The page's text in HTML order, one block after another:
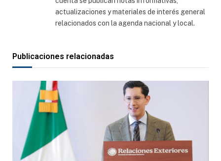
actualizaciones y materiales de interés general
relacionados con la agenda nacional y local.
Publicaciones relacionadas